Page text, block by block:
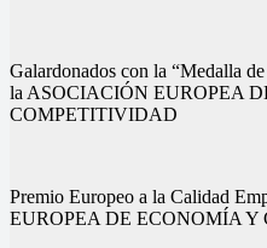
Galardonados con la “Medalla
la ASOCIACIÓN EUROPEA
COMPETITIVIDAD
Premio Europeo a la Calidad
EUROPEA DE ECONOMÍA